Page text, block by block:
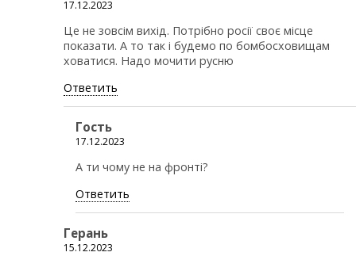
17.12.2023
Це не зовсім вихід. Потрібно росії своє місце
показати. А то так і будемо по бомбосховищам
ховатися. Надо мочити русню
Ответить
Гость
17.12.2023
А ти чому не на фронті?
Ответить
Герань
15.12.2023